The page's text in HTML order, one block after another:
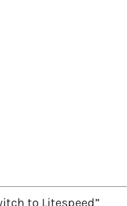
to Litespeed”